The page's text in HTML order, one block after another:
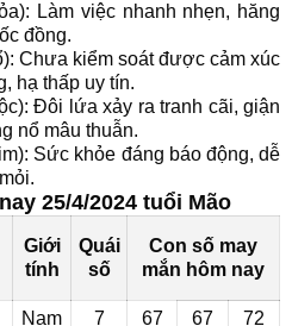
Làm việc nhanh nhẹn, hăng
đồng.
Chưa kiểm soát được cảm xúc
hạ thấp uy tín.
Đôi lứa xảy ra tranh cãi, giận
nổ mâu thuẫn.
Sức khỏe đáng báo động, dễ
25/4/2024 tuổi Mão
Giới
tính
Quái
số
Con số may
mắn hôm nay
Nam 7 67 67 72